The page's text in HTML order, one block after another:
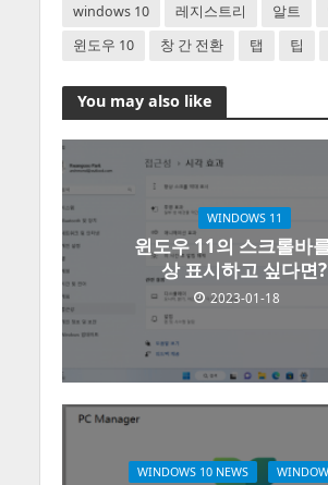
windows 10
레지스트리 알트
윈도우 10
창 간 전환 탭 팁
You may also like
WINDOWS 11
윈도우 11의 스크롤바
상 표시하고 싶다면?
2023-01-18
WINDOWS 10 NEWS